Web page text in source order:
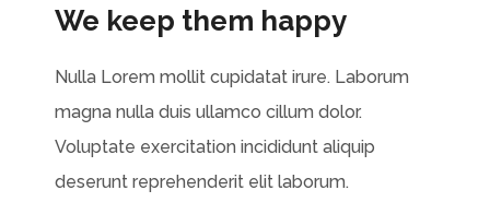
We keep them happy
Nulla Lorem mollit cupidatat irure. Laborum
magna nulla duis ullamco cillum dolor.
Voluptate exercitation incididunt aliquip
deserunt reprehenderit elit laborum.